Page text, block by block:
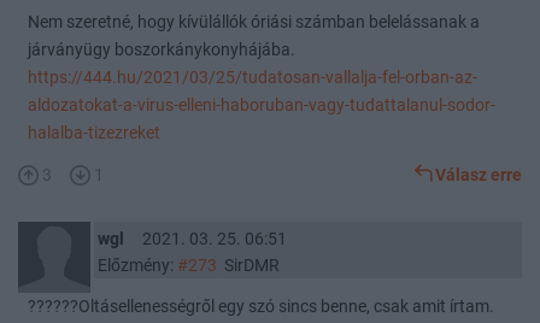
Nem szeretné, hogy kívülállók óriási számban belelássanak a
járványügy boszorkánykonyhájába.
https://444.hu/2021/03/25/tudatosan-vallalja-fel-orban-az-
aldozatokat-a-virus-elleni-haboruban-vagy-tudattalanul-sodor-
halalba-tizezreket
3 1 Válasz erre
wgl
2021. 03. 25. 06:51
Előzmény: #273 SirDMR
??????Oltásellenességről egy szó sincs benne, csak amit írtam.